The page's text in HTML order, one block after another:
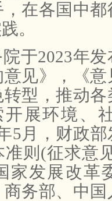
在各国中
。
于2023年
见》，《
型，推动
开展环境、
5月，财政
则(征求意
家发展改革
务部、中